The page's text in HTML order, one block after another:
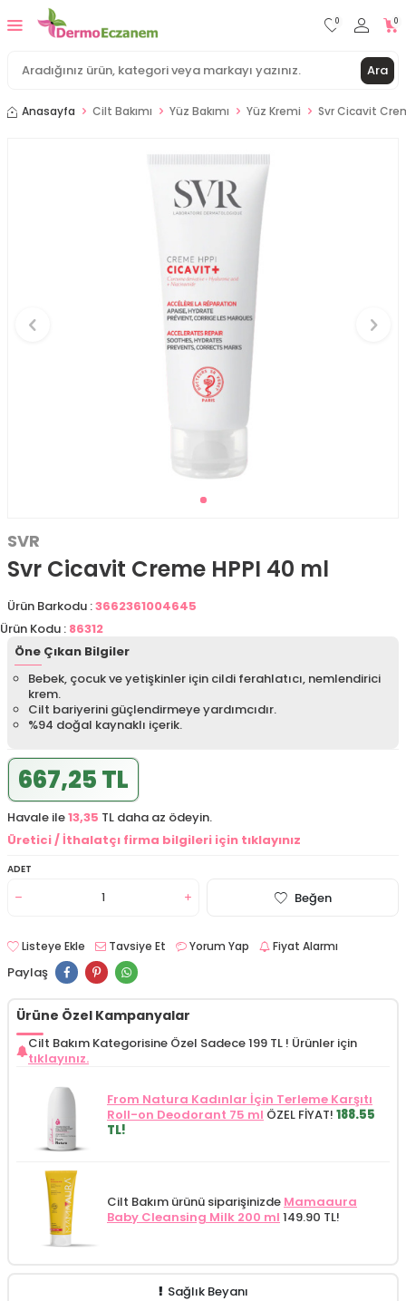
Ara
0 0
Anasayfa Cilt Bakımı Yüz Bakımı Yüz Kremi Svr Cicavit
SVR
Svr Cicavit Creme HPPI 40 ml
Ürün Barkodu :3662361004645
Ürün Kodu : 86312
Öne Çıkan Bilgiler
Bebek, çocuk ve yetişkinler için cildi ferahlatıcı, nemlendirici
krem.
Cilt bariyerini güçlendirmeye yardımcıdır.
%94 doğal kaynaklı içerik.
667,25 TL
Havale ile13,35 TL daha az ödeyin.
Üretici / İthalatçı firma bilgileri için tıklayınız
ADET
Beğen
Listeye Ekle Tavsiye Et Yorum Yap Fiyat Alarmı
Paylaş
Ürüne Özel Kampanyalar
Cilt Bakım Kategorisine Özel Sadece 199 TL ! Ürünler için
tıklayınız.
From Natura Kadınlar İçin Terleme Karşıtı
Roll-on Deodorant 75 ml ÖZEL FİYAT! 188.55
TL!
Cilt Bakım ürünü siparişinizde Mamaaura
Baby Cleansing Milk 200 ml 149.90 TL!
Sağlık Beyanı